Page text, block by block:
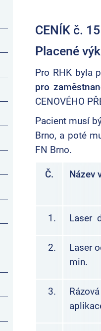
CENÍK č.
Placené
Pro RHK byla
pro
CENOVÉHO
Pacient musí
Brno, a poté
FN Brno.
Č. Název
1. Laser
2.
Laser
min.
3.